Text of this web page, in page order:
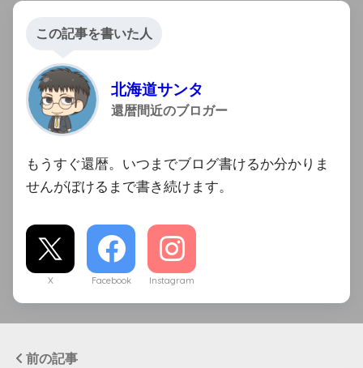
この記事を書いた人
北海道サンタ
還暦間近のブロガー
もうすぐ還暦。いつまでブログ書けるか分かりま
せんがぼけるまで書き続けます。
X Facebook Instagram
前の記事